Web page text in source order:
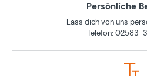
Persönliche
Lass dich von uns
Telefon: